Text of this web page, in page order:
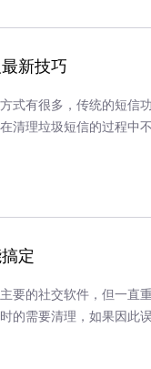
新技巧
式有很多，传统的短信
清理垃圾短信的过程中
定
要的社交软件，但一直
的需要清理，如果因此